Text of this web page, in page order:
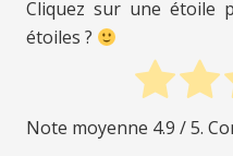
Cliquez sur une étoile
étoiles ?
Note moyenne 4.9 / 5.